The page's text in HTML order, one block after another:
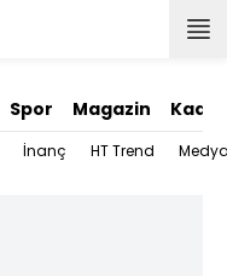
Spor Magazin Kadın
İnanç HT Trend